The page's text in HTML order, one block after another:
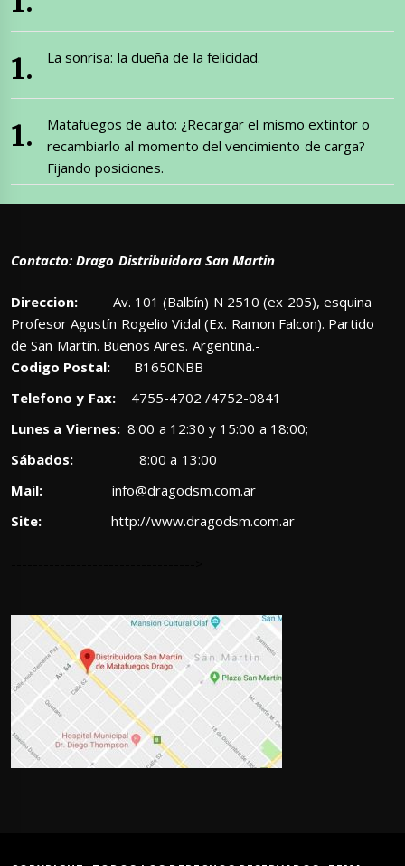
La sonrisa: la dueña de la felicidad.
Matafuegos de auto: ¿Recargar el mismo extintor o
recambiarlo al momento del vencimiento de carga?
Fijando posiciones.
Contacto: Drago Distribuidora San Martin
Direccion: Av. 101 (Balbín) N 2510 (ex 205), esquina
Profesor Agustín Rogelio Vidal (Ex. Ramon Falcon). Partido
de San Martín. Buenos Aires. Argentina.-
Codigo Postal: B1650NBB
Telefono y Fax:4755-4702 /4752-0841
Lunes a Viernes:8:00 a 12:30 y 15:00 a 18:00;
Sábados: 8:00 a 13:00
Mail:
info@dragodsm.com.ar
Site:
http://www.dragodsm.com.ar